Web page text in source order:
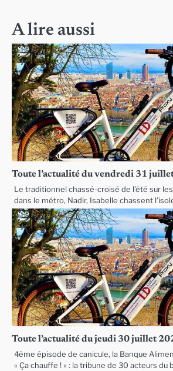
A lire aussi
Toute l’actualité du vendredi 31
Le traditionnel chassé-croisé de l’été sur
dans le métro, Nadir, Isabelle chassent
Toute l’actualité du jeudi 30 juillet
4ème épisode de canicule, la Banque
« Ça chauffe ! » : la tribune de 30 acteurs du